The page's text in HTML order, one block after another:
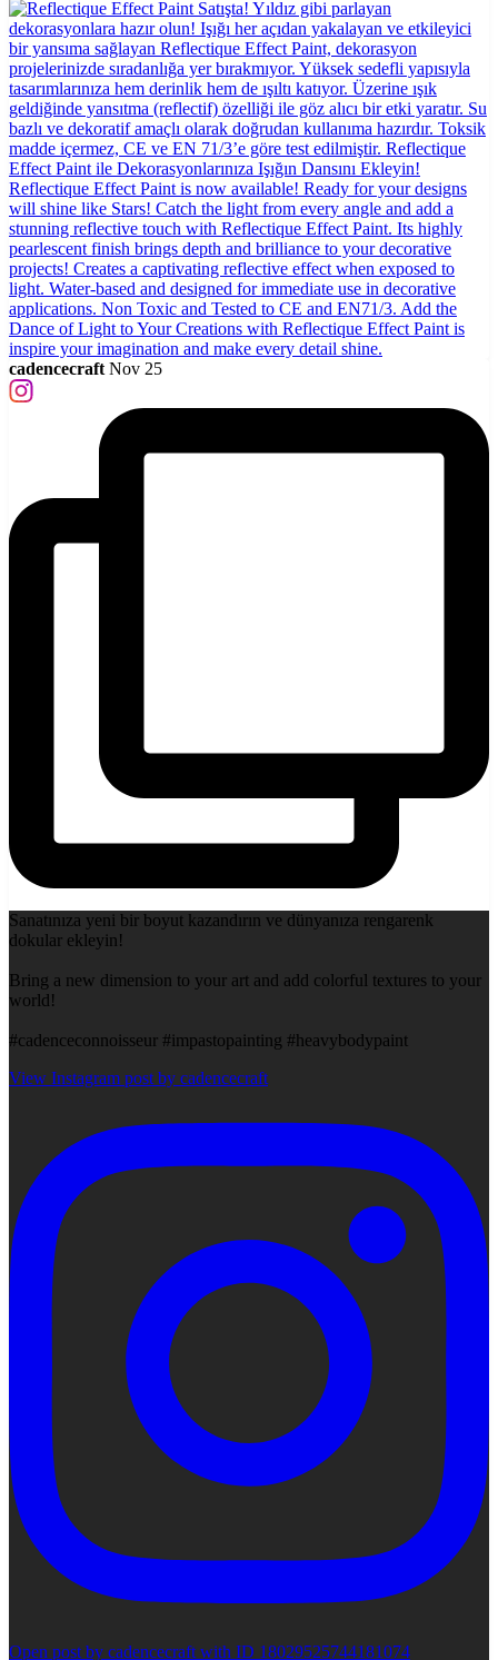
cadencecraft Nov 25
Sanatınıza yeni bir boyut kazandırın ve dünyanıza rengarenk
dokular ekleyin!
Bring a new dimension to your art and add colorful textures to your
world!
#cadenceconnoisseur #impastopainting #heavybodypaint
View Instagram post by cadencecraft
Open post by cadencecraft with ID 18029525744181074